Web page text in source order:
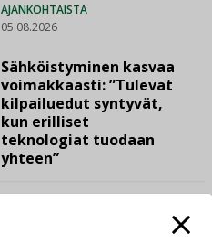
AJANKOHTAISTA
05.08.2026
Sähköistyminen kasvaa
voimakkaasti: ”Tulevat
kilpailuedut syntyvät,
kun erilliset
teknologiat tuodaan
yhteen”